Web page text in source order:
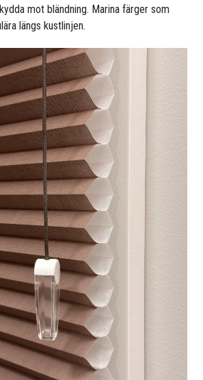
mot bländning. Marina färger som
längs kustlinjen.